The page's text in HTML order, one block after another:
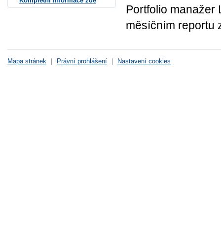
Portfolio manažer
měsíčním reportu
Mapa stránek Právní prohlášení Nastavení cookies